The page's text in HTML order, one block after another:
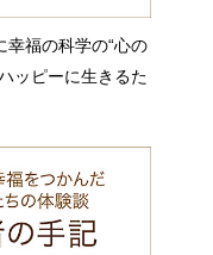
幸福の科学の“心の
ッピーに生きるた